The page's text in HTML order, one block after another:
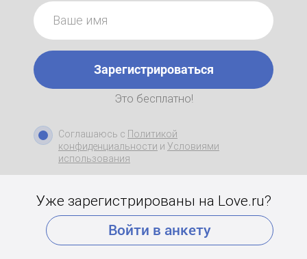
Зарегистрироваться
Это бесплатно!
Соглашаюсь с Политикой
конфиденциальности и Условиями
использования
Уже зарегистрированы на Love.ru?
Войти в анкету